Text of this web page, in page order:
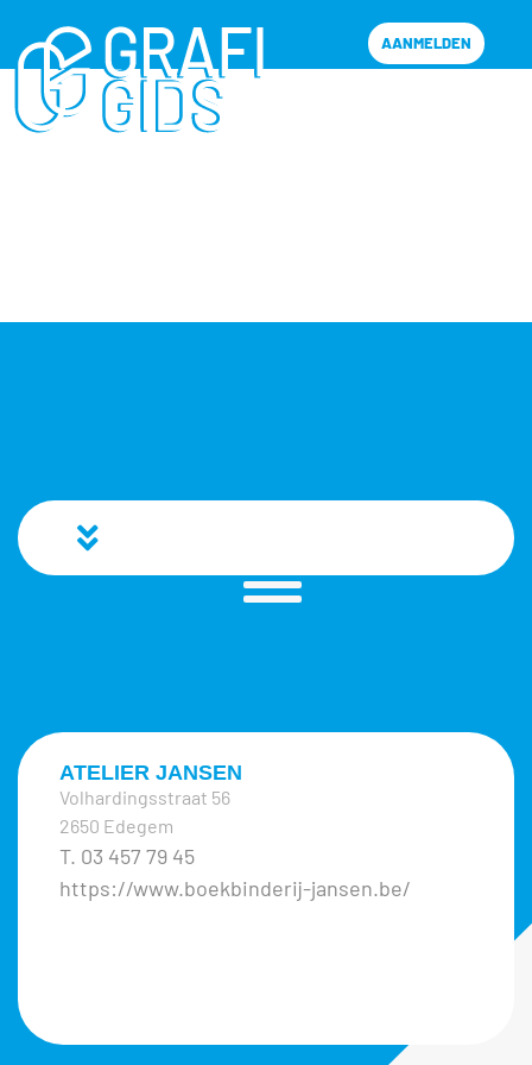
AANMELDEN
ATELIER JANSEN
Volhardingsstraat 56
2650 Edegem
T. 03 457 79 45
https://www.boekbinderij-jansen.be/